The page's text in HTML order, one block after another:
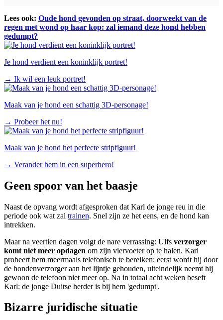
Lees ook: Oude hond gevonden op straat, doorweekt van de
regen met wond op haar kop: zal iemand deze hond hebben
gedumpt?
Je hond verdient een koninklijk portret!
→ Ik wil een leuk portret!
Maak van je hond een schattig 3D-personage!
→ Probeer het nu!
Maak van je hond het perfecte stripfiguur!
→ Verander hem in een superhero!
Geen spoor van het baasje
Naast de opvang wordt afgesproken dat Karl de jonge reu in die
periode ook wat zal trainen. Snel zijn ze het eens, en de hond kan
intrekken.
Maar na veertien dagen volgt de nare verrassing: Ulfs verzorger
komt niet meer opdagen om zijn viervoeter op te halen. Karl
probeert hem meermaals telefonisch te bereiken; eerst wordt hij door
de hondenverzorger aan het lijntje gehouden, uiteindelijk neemt hij
gewoon de telefoon niet meer op. Na in totaal acht weken beseft
Karl: de jonge Duitse herder is bij hem 'gedumpt'.
Bizarre juridische situatie